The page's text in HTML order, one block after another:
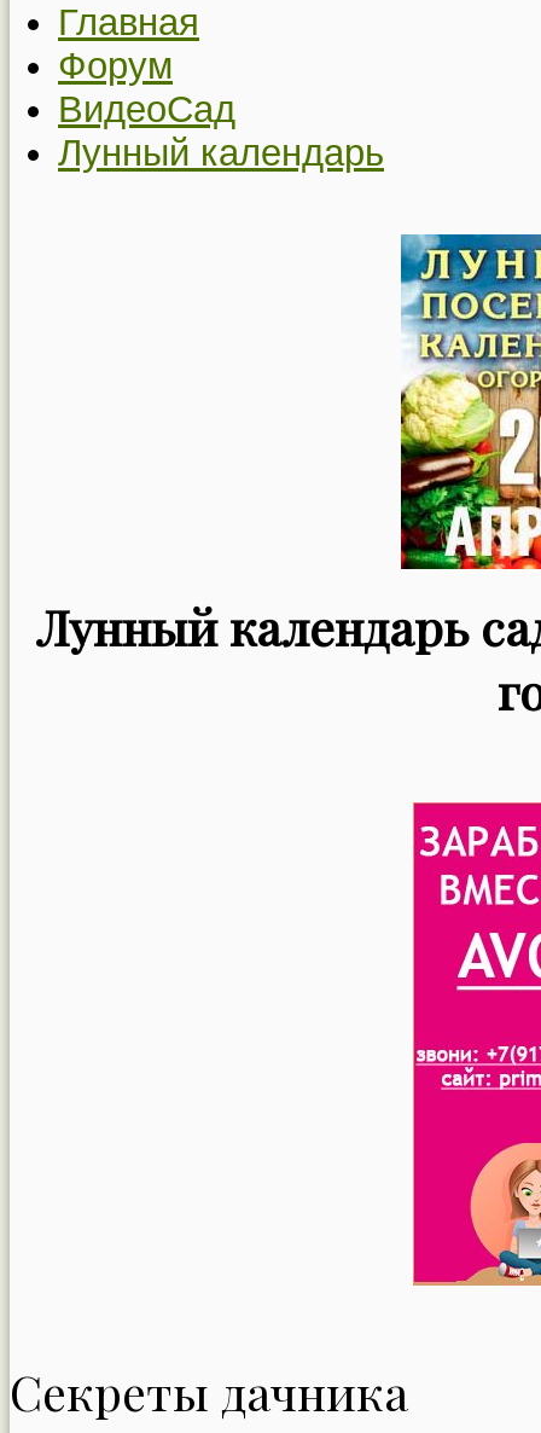
Главная
Форум
ВидеоСад
Лунный календарь
Лунный календарь
Секреты дачника